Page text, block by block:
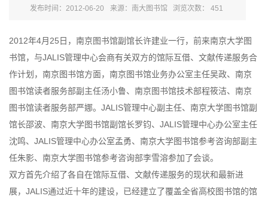
发布时间：2012-06-20 来源：南大图书馆 浏览次数： 451
2012年4月25日，南京图书馆副馆长许建业一行，前来南京大学图
书馆，与JALIS管理中心会商有关双方的馆际互借、文献传递服务合
作计划，南京图书馆方面，南京图书馆业务办公室主任吴政、南京
图书馆读者服务部副主任汤小鲁、南京图书馆技术部程筱洁、南京
图书馆读者服务部严娜。JALIS管理中心副主任、南京大学图书馆副
馆长邵波、南京大学图书馆副馆长罗钧、JALIS管理中心办公室主任
沈鸣、JALIS管理中心办公室孟勇、南京大学图书馆参考咨询部副主
任朱影、南京大学图书馆参考咨询部李雪溶参加了会谈。
双方首先介绍了各自在馆际互借、文献传递服务的现状和最新进
展，JALIS通过近十年的建设，已经建立了覆盖全省高校图书馆的馆